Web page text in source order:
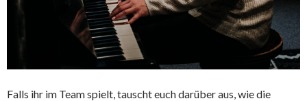
Falls ihr im Team spielt, tauscht euch darüber aus, wie die